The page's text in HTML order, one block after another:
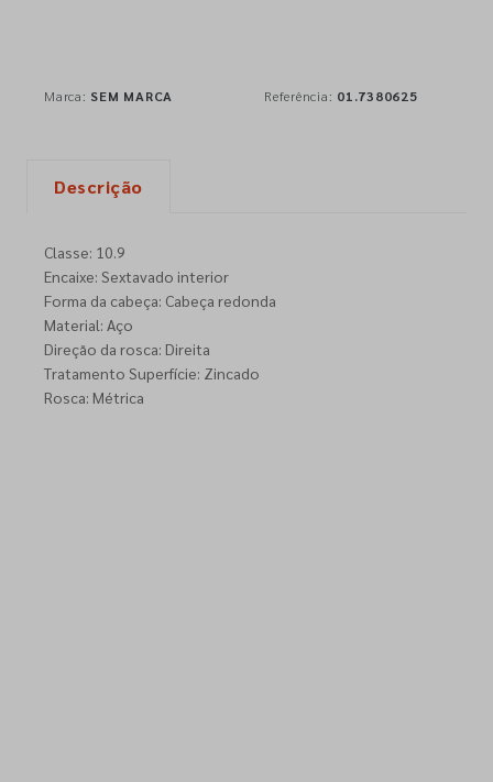
Marca: SEM MARCA Referência: 01.7380625
Descrição
Classe: 10.9
Encaixe: Sextavado interior
Forma da cabeça: Cabeça redonda
Material: Aço
Direção da rosca: Direita
Tratamento Superfície: Zincado
Rosca: Métrica